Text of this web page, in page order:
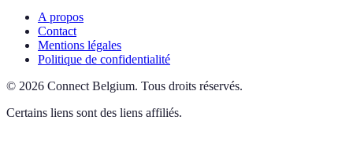
A propos
Contact
Mentions légales
Politique de confidentialité
© 2026 Connect Belgium. Tous droits réservés.
Certains liens sont des liens affiliés.